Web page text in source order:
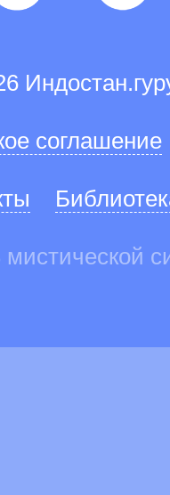
соглашение
мистической